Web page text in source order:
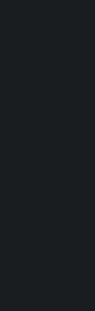
лесная
дыма и мяса с
никакой
«а где
выглядит
природе.
ФУРШЕТ: